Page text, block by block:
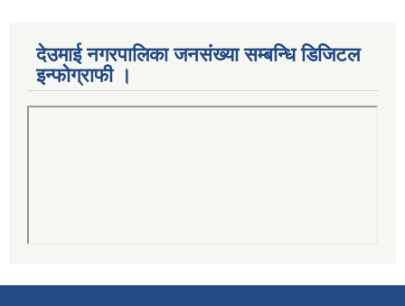
देउमाई नगरपालिका जनसंख्या सम्बन्धि डिजिटल
इन्फोग्राफी ।